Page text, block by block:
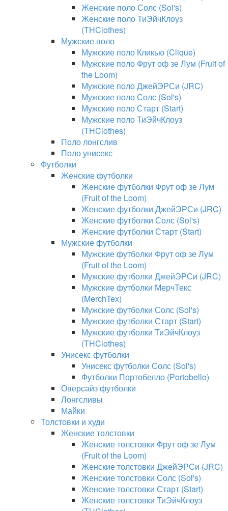
Женские поло Солс (Sol's)
Женские поло ТиЭйчКлоуз
(THClothes)
Мужские поло
Мужские поло Кликью (Clique)
Мужские поло Фрут оф зе Лум (Fruit of
the Loom)
Мужские поло ДжейЭРСи (JRC)
Мужские поло Солс (Sol's)
Мужские поло Старт (Start)
Мужские поло ТиЭйчКлоуз
(THClothes)
Поло лонгслив
Поло унисекс
Футболки
Женские футболки
Женские футболки Фрут оф зе Лум
(Fruit of the Loom)
Женские футболки ДжейЭРСи (JRC)
Женские футболки Солс (Sol's)
Женские футболки Старт (Start)
Мужские футболки
Мужские футболки Фрут оф зе Лум
(Fruit of the Loom)
Мужские футболки ДжейЭРСи (JRC)
Мужские футболки МерчТекс
(MerchTex)
Мужские футболки Солс (Sol's)
Мужские футболки Старт (Start)
Мужские футболки ТиЭйчКлоуз
(THClothes)
Унисекс футболки
Унисекс футболки Солс (Sol's)
Футболки Портобелло (Portobello)
Оверсайз футболки
Лонгсливы
Майки
Толстовки и худи
Женские толстовки
Женские толстовки Фрут оф зе Лум
(Fruit of the Loom)
Женские толстовки ДжейЭРСи (JRC)
Женские толстовки Солс (Sol's)
Женские толстовки Старт (Start)
Женские толстовки ТиЭйчКлоуз